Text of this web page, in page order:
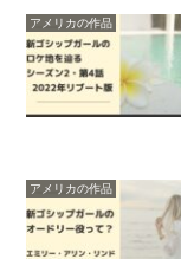
アメリカの作品
アメリカの作品